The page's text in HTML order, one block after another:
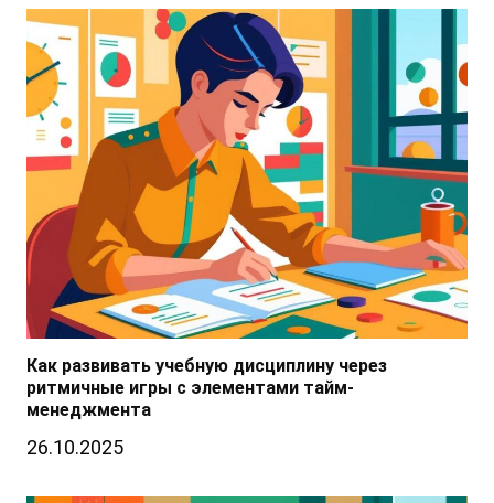
Как развивать учебную дисциплину через
ритмичные игры с элементами тайм-
менеджмента
26.10.2025